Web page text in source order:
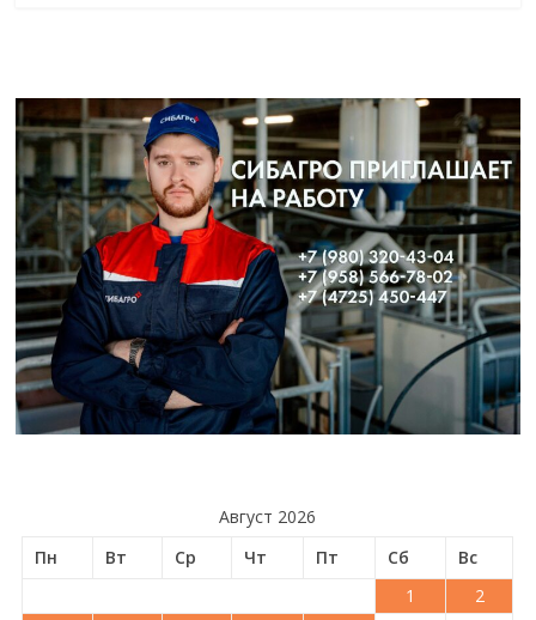
Август 2026
Пн
Вт Ср Чт Пт Сб
Вс
1
2